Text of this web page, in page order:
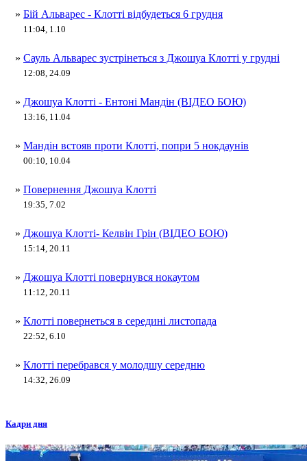
» Бій Альварес - Клотті відбудеться 6 грудня
11:04, 1.10
» Сауль Альварес зустрінеться з Джошуа Клотті у грудні
12:08, 24.09
» Джошуа Клотті - Ентоні Мандін (ВІДЕО БОЮ)
13:16, 11.04
» Мандін встояв проти Клотті, попри 5 нокдаунів
00:10, 10.04
» Повернення Джошуа Клотті
19:35, 7.02
» Джошуа Клотті- Келвін Грін (ВІДЕО БОЮ)
15:14, 20.11
» Джошуа Клотті повернувся нокаутом
11:12, 20.11
» Клотті повернеться в середині листопада
22:52, 6.10
» Клотті перебрався у молодшу середню
14:32, 26.09
Кадри дня